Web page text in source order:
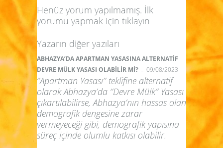
Henüz yorum yapılmamış. İlk
yorumu yapmak için tıklayın
Yazarın diğer yazıları
ABHAZYA’DA APARTMAN YASASINA ALTERNATİF
DEVRE MÜLK YASASI OLABİLİR Mİ? - 09/08/2023
‘’Apartman Yasası’’ teklifine alternatif
olarak Abhazya’da ‘’Devre Mülk’’ Yasası
çıkartılabilirse, Abhazya’nın hassas olan
demografik dengesine zarar
vermeyeceği gibi, demografik yapısına
süreç içinde olumlu katkısı olabilir.